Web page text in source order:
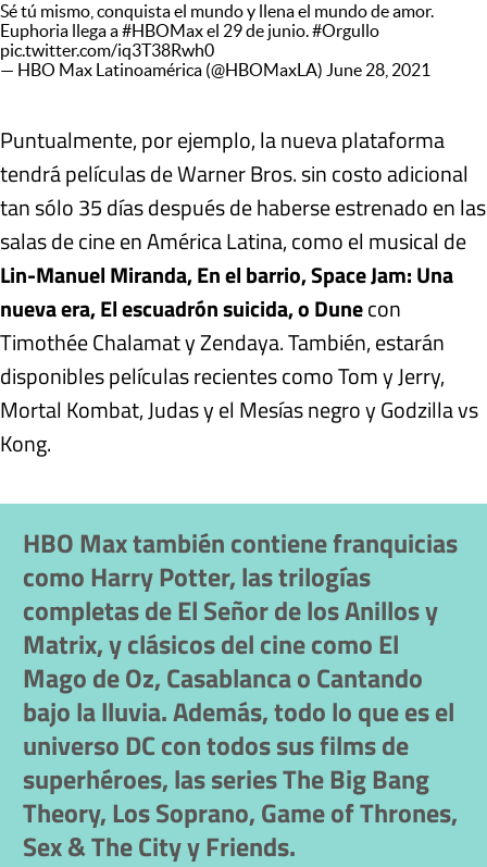
Sé tú mismo, conquista el mundo y llena el mundo de amor.
Euphoria llega a#HBOMaxel 29 de junio.#Orgullo
pic.twitter.com/iq3T38Rwh0
— HBO Max Latinoamérica (@HBOMaxLA) June 28, 2021
Puntualmente, por ejemplo, la nueva plataforma
tendrá películas de Warner Bros. sin costo adicional
tan sólo 35 días después de haberse estrenado en las
salas de cine en América Latina, como el musical de
Lin-Manuel Miranda, En el barrio, Space Jam: Una
nueva era, El escuadrón suicida, o Dunecon
Timothée Chalamat y Zendaya. También, estarán
disponibles películas recientes como Tom y Jerry,
Mortal Kombat, Judas y el Mesías negro y Godzilla vs
Kong.
HBO Max también contiene franquicias
como Harry Potter, las trilogías
completas de El Señor de los Anillos y
Matrix, y clásicos del cine como El
Mago de Oz, Casablanca o Cantando
bajo la lluvia. Además, todo lo que es el
universo DC con todos sus films de
superhéroes, las series The Big Bang
Theory, Los Soprano, Game of Thrones,
Sex & The City y Friends.